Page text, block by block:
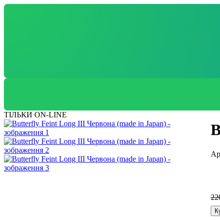
ТІЛЬКИ ON-LINE